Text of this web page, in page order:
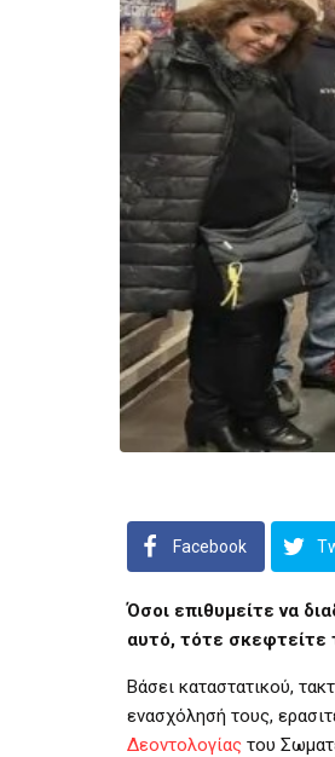
Facebook
Όσοι επιθυμείτε να
αυτό, τότε σκεφτείτε
Βάσει καταστατικού,
ενασχόλησή τους,
Δεοντολογίας του